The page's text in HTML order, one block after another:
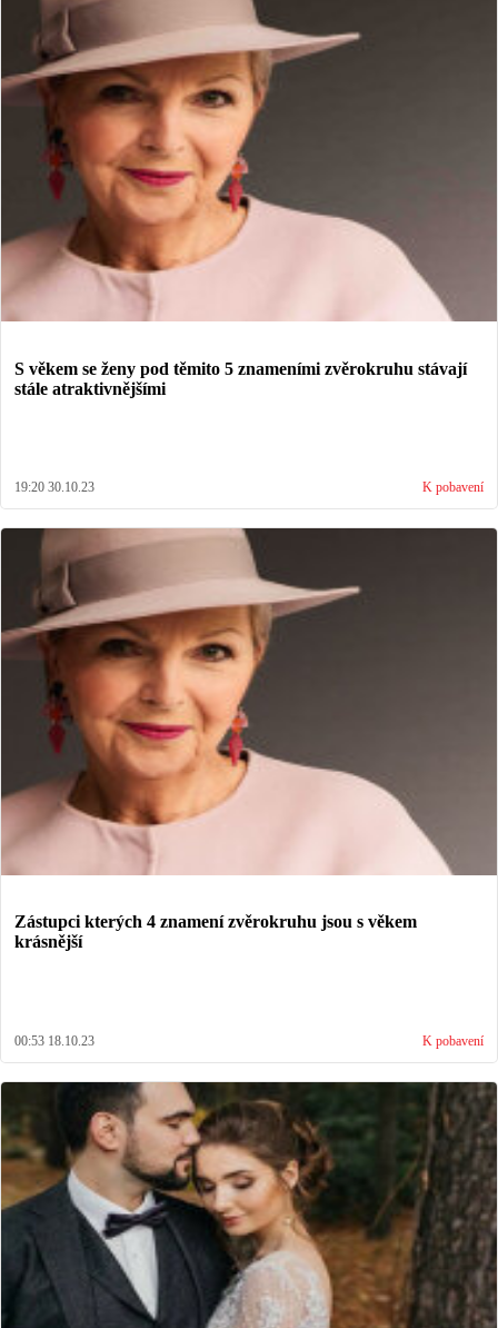
S věkem se ženy pod těmito 5 znameními zvěrokruhu stávají
stále atraktivnějšími
19:20 30.10.23 K pobavení
Zástupci kterých 4 znamení zvěrokruhu jsou s věkem
krásnější
00:53 18.10.23 K pobavení